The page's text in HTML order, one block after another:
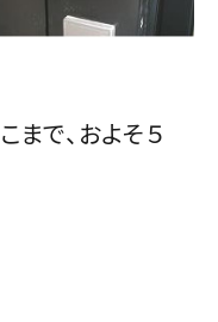
まで、およそ５